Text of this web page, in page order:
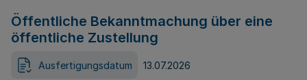
Öffentliche Bekanntmachung über eine
öffentliche Zustellung
Ausfertigungsdatum 13.07.2026